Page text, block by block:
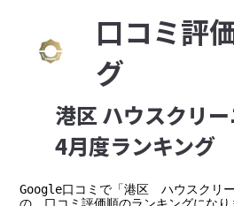
⼝コミ評
グ
港区 ハウスクリ
4月度ランキング
Google⼝コミで「港区　ハウスクリ